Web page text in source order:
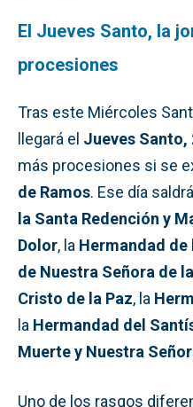
El Jueves Santo, la
procesiones
Tras este Miércoles
llegará el Jueves Santo,
más procesiones si se
de Ramos. Ese día
la Santa Redención y
Dolor, la Hermandad de
de Nuestra Señora de
Cristo de la Paz, la
la Hermandad del
Muerte y Nuestra
Uno de los rasgos